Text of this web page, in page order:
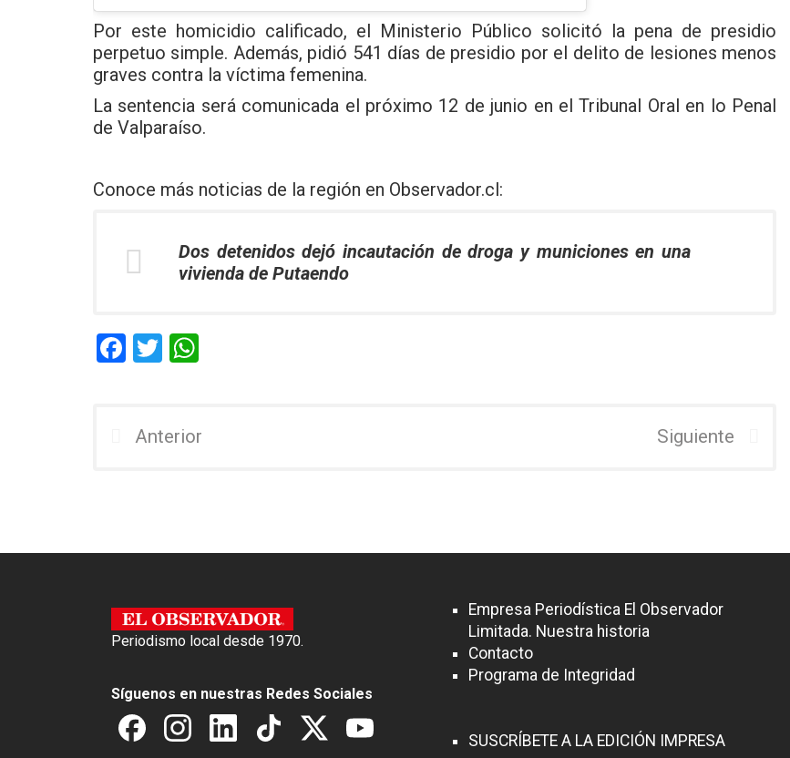
Por este homicidio calificado, el Ministerio Público solicitó la pena de presidio
perpetuo simple. Además, pidió 541 días de presidio por el delito de lesiones menos
graves contra la víctima femenina.
La sentencia será comunicada el próximo 12 de junio en el Tribunal Oral en lo Penal
de Valparaíso.
Conoce más noticias de la región en Observador.cl:
Dos detenidos dejó incautación de droga y municiones en una
vivienda de Putaendo
F
b
T
er s
Anterior Siguiente
Periodismo local desde 1970.
Síguenos en nuestras Redes Sociales
Empresa Periodística El Observador
Limitada. Nuestra historia
Contacto
Programa de Integridad
SUSCRÍBETE A LA EDICIÓN IMPRESA